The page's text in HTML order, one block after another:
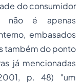
do consumidor
não é apenas
embasados
também do ponto
já mencionadas
p. 48) "um